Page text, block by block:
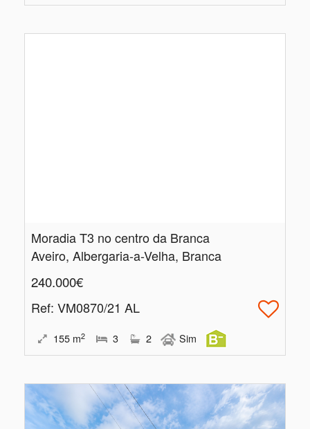
Moradia T3 no centro da Branca
Aveiro, Albergaria-a-Velha, Branca
240.000€
Ref: VM0870/21 AL
155 m2 3 2 Sim